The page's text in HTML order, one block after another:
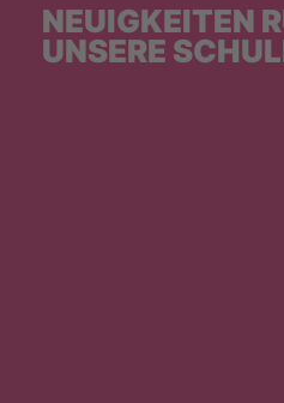
NEUIGKEITEN
UNSERE